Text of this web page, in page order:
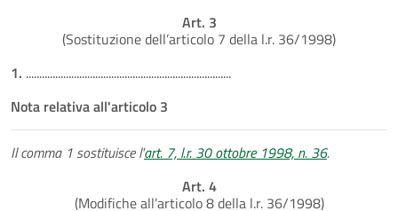
Art. 3
(Sostituzione dell’articolo 7 della l.r. 36/1998)
1. .............................................................................
Nota relativa all'articolo 3
Il comma 1 sostituisce l'art. 7, l.r. 30 ottobre 1998, n. 36.
Art. 4
(Modifiche all’articolo 8 della l.r. 36/1998)